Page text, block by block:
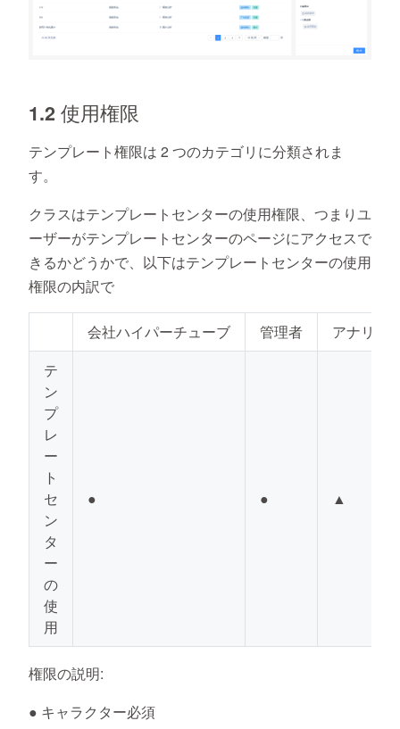
1.2 使用権限
テンプレート権限は 2 つのカテゴリに分類されま
す。
クラスはテンプレートセンターの使用権限、つまりユ
ーザーがテンプレートセンターのページにアクセスで
きるかどうかで、以下はテンプレートセンターの使用
権限の内訳で
会社ハイパーチューブ 管理者
アナリス
テ
ン
プ
レ
ー
ト
セ
ン
タ
ー
の
使
用
● ● ▲
権限の説明:
● キャラクター必須